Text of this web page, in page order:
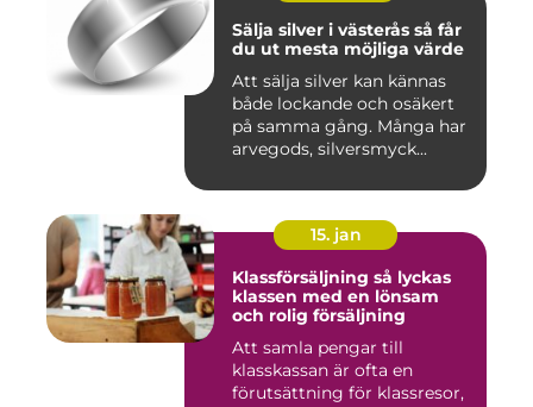
Sälja silver i västerås så får
du ut mesta möjliga värde
Att sälja silver kan kännas
både lockande och osäkert
på samma gång. Många har
arvegods, silversmyck...
15. jan
Klassförsäljning så lyckas
klassen med en lönsam
och rolig försäljning
Att samla pengar till
klasskassan är ofta en
förutsättning för klassresor,